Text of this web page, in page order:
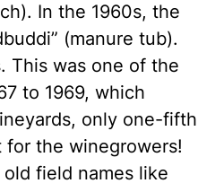
In the 1960s, the
(manure tub).
This was one of the
to 1969, which
only one-fifth
for the winegrowers!
field names like